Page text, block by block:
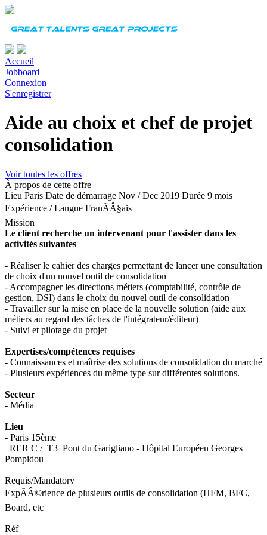
Accueil
Jobboard
Connexion
S'enregistrer
Aide au choix et chef de projet
consolidation
Voir toutes les offres
À propos de cette offre
Lieu Paris Date de démarrage Nov / Dec 2019 Durée 9 mois
Expérience / Langue FranÃÂ§ais
Mission
Le client recherche un intervenant pour l'assister dans les
activités suivantes
- Réaliser le cahier des charges permettant de lancer une consultation
de choix d'un nouvel outil de consolidation
- Accompagner les directions métiers (comptabilité, contrôle de
gestion, DSI) dans le choix du nouvel outil de consolidation
- Travailler sur la mise en place de la nouvelle solution (aide aux
métiers au regard des tâches de l'intégrateur/éditeur)
- Suivi et pilotage du projet
Expertises/compétences requises
- Connaissances et maîtrise des solutions de consolidation du marché
- Plusieurs expériences du même type sur différentes solutions.
Secteur
- Média
Lieu
- Paris 15ème
RER C / T3 Pont du Garigliano - Hôpital Européen Georges
Pompidou
Requis/Mandatory
ExpÃÂ©rience de plusieurs outils de consolidation (HFM, BFC,
Board, etc
Réf